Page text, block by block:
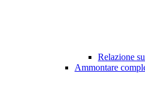
Relazione
Ammontare